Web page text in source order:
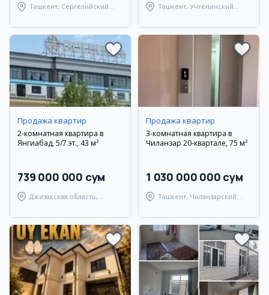
Ташкент, Сергелийский
Ташкент, Учтепинский
Продажа квартир
2-комнатная квартира в
Янгиабад, 5/7 эт., 43 м²
739 000 000 сум
Джизакская область,
Продажа квартир
3-комнатная квартира в
Чиланзар 20-квартале, 75 м²
1 030 000 000 сум
Ташкент, Чиланзарский